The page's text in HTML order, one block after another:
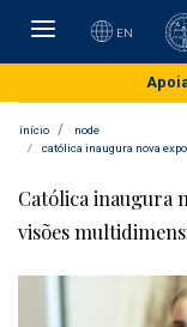
EN
início
node
católica inaugura nova
Católica inaugura
visões